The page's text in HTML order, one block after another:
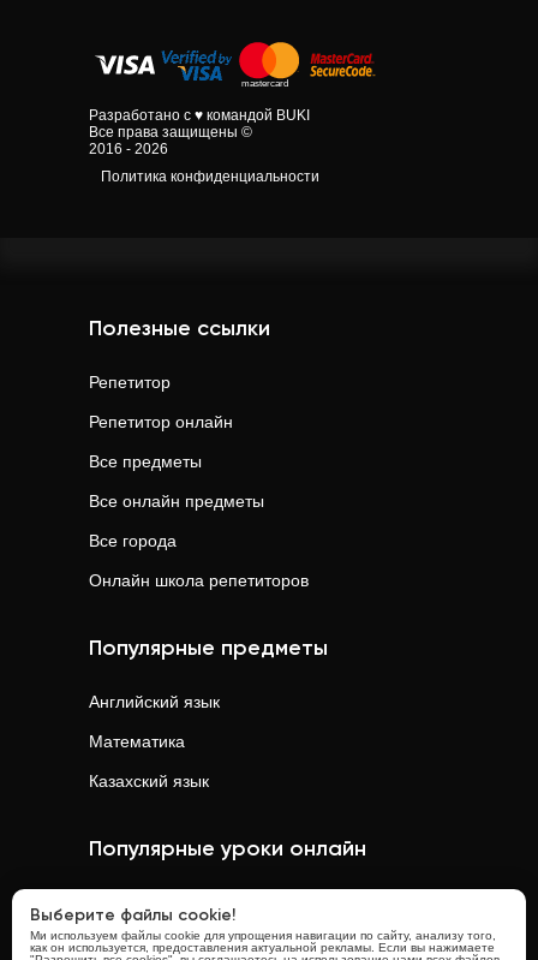
Разработано с ♥ командой BUKI
Все права защищены ©
2016 - 2026
Политика конфиденциальности
Полезные ссылки
Репетитор
Репетитор онлайн
Все предметы
Все онлайн предметы
Все города
Онлайн школа репетиторов
Популярные предметы
Английский язык
Математика
Казахский язык
Популярные уроки онлайн
Физикаонлайн
Выберите файлы cookie!
Ми используем файлы cookie для упрощения навигации по сайту, анализу того,
как он используется, предоставления актуальной рекламы. Если вы нажимаете